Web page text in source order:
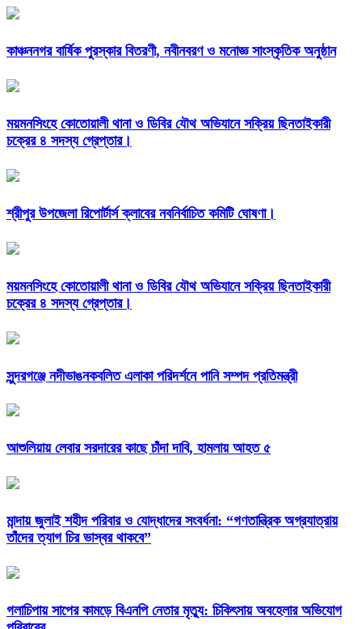
কাঞ্চননগর বার্ষিক পুরস্কার বিতরণী, নবীনবরণ ও মনোজ্ঞ সাংস্কৃতিক অনুষ্ঠান
ময়মনসিংহে কোতোয়ালী থানা ও ডিবির যৌথ অভিযানে সক্রিয় ছিনতাইকারী
চক্রের ৪ সদস্য গ্রেপ্তার।
শ্রীপুর উপজেলা রিপোর্টার্স ক্লাবের নবনির্বাচিত কমিটি ঘোষণা।
ময়মনসিংহে কোতোয়ালী থানা ও ডিবির যৌথ অভিযানে সক্রিয় ছিনতাইকারী
চক্রের ৪ সদস্য গ্রেপ্তার।
সুন্দরগঞ্জে নদীভাঙনকবলিত এলাকা পরিদর্শনে পানি সম্পদ প্রতিমন্ত্রী
আশুলিয়ায় লেবার সরদারের কাছে চাঁদা দাবি, হামলায় আহত ৫
মান্দায় জুলাই শহীদ পরিবার ও যোদ্ধাদের সংবর্ধনা: “গণতান্ত্রিক অগ্রযাত্রায়
তাঁদের ত্যাগ চির ভাস্বর থাকবে”
গলাচিপায় সাপের কামড়ে বিএনপি নেতার মৃত্যু: চিকিৎসায় অবহেলার অভিযোগ